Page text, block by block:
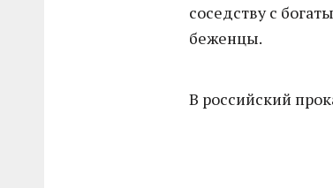
соседству с
беженцы.
В российский